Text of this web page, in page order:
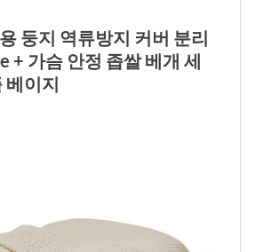
둥지 역류방지 커버 분리
+ 가슴 안정 좁쌀 베개 세
베이지